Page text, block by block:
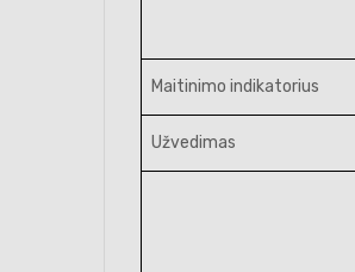
Maitinimo indikatorius
Užvedimas